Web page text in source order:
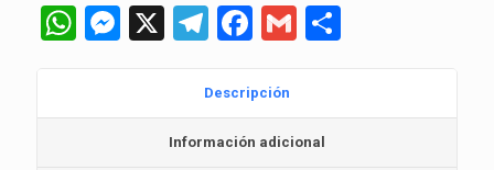
WhatsApp
Messenger
X Telegram
Facebook
Gmail
Descripción
Información adicional